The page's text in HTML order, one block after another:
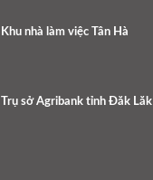
Khu nhà làm việc Tân Hà
Trụ sở Agribank tỉnh Đăk Lăk